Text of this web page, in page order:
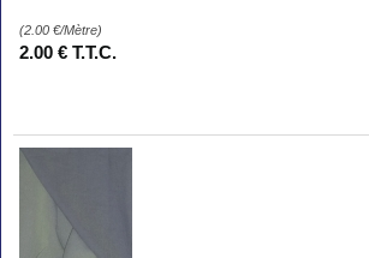
(2.00 €/Mètre)
2.00 € T.T.C.